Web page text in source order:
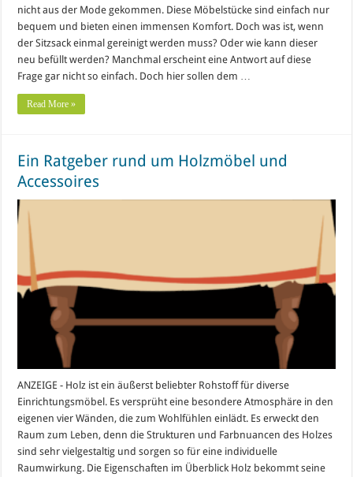
nicht aus der Mode gekommen. Diese Möbelstücke sind einfach nur
bequem und bieten einen immensen Komfort. Doch was ist, wenn
der Sitzsack einmal gereinigt werden muss? Oder wie kann dieser
neu befüllt werden? Manchmal erscheint eine Antwort auf diese
Frage gar nicht so einfach. Doch hier sollen dem …
Read More »
Ein Ratgeber rund um Holzmöbel und
Accessoires
ANZEIGE - Holz ist ein äußerst beliebter Rohstoff für diverse
Einrichtungsmöbel. Es versprüht eine besondere Atmosphäre in den
eigenen vier Wänden, die zum Wohlfühlen einlädt. Es erweckt den
Raum zum Leben, denn die Strukturen und Farbnuancen des Holzes
sind sehr vielgestaltig und sorgen so für eine individuelle
Raumwirkung. Die Eigenschaften im Überblick Holz bekommt seine